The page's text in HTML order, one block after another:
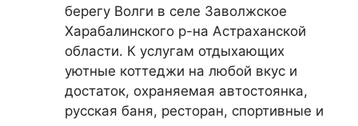
берегу Волги в селе Заволжское
Харабалинского р-на Астраханской
области. К услугам отдыхающих
уютные коттеджи на любой вкус и
достаток, охраняемая автостоянка,
русская баня, ресторан, спортивные и